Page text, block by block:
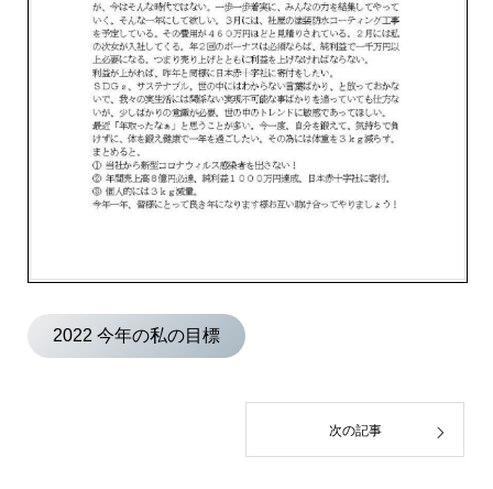
2022 今年の私の目標
次の記事